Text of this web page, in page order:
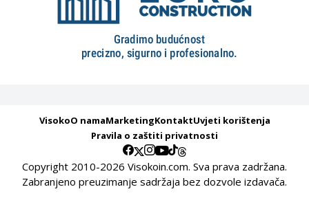
VisokoO namaMarketingKontaktUvjeti korištenja
Pravila o zaštiti privatnosti
Copyright 2010-2026 Visokoin.com. Sva prava zadržana.
Zabranjeno preuzimanje sadržaja bez dozvole izdavača.